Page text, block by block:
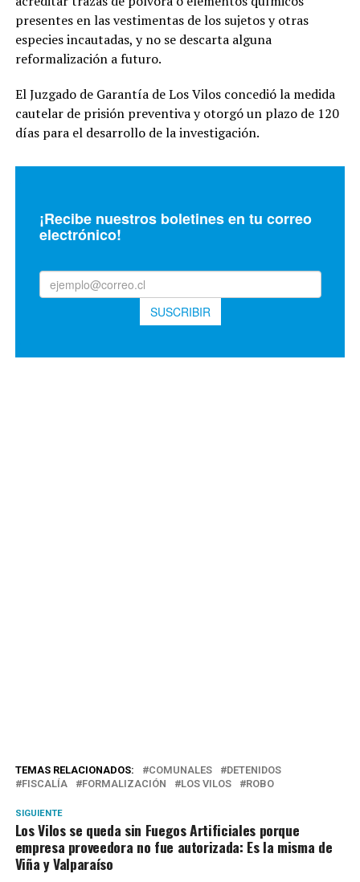
presentes en las vestimentas de los sujetos y otras
especies incautadas, y no se descarta alguna
reformalización a futuro.
El Juzgado de Garantía de Los Vilos concedió la medida
cautelar de prisión preventiva y otorgó un plazo de 120
días para el desarrollo de la investigación.
TEMAS RELACIONADOS: COMUNALES
DETENIDOS
FISCALÍA
FORMALIZACIÓN LOS VILOS ROBO
SIGUIENTE
Los Vilos se queda sin Fuegos Artificiales porque
empresa proveedora no fue autorizada: Es la misma de
Viña y Valparaíso